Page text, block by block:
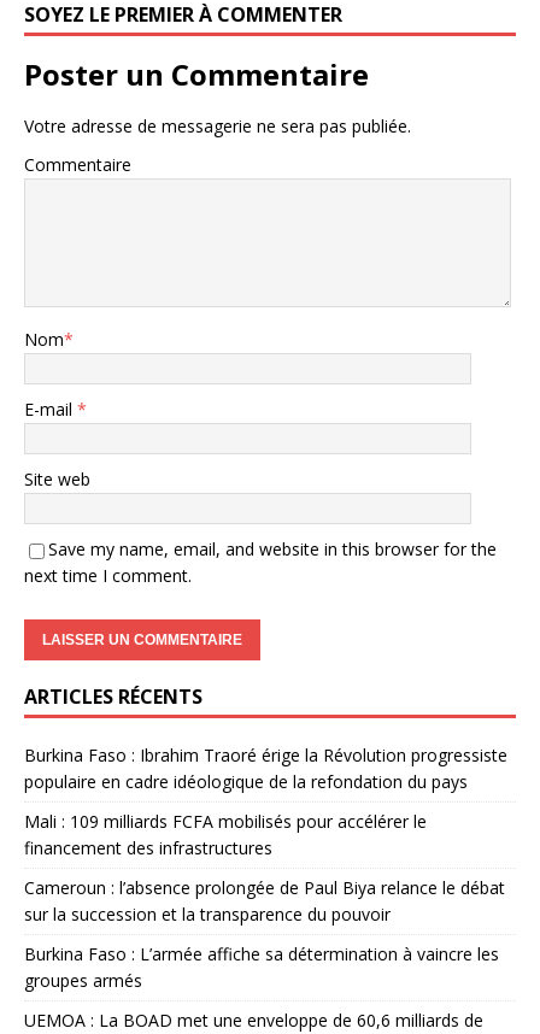
SOYEZ LE PREMIER À COMMENTER
Poster un Commentaire
Votre adresse de messagerie ne sera pas publiée.
Commentaire
Nom*
E-mail *
Site web
Save my name, email, and website in this browser for the
next time I comment.
ARTICLES RÉCENTS
Burkina Faso : Ibrahim Traoré érige la Révolution progressiste
populaire en cadre idéologique de la refondation du pays
Mali : 109 milliards FCFA mobilisés pour accélérer le
financement des infrastructures
Cameroun : l’absence prolongée de Paul Biya relance le débat
sur la succession et la transparence du pouvoir
Burkina Faso : L’armée affiche sa détermination à vaincre les
groupes armés
UEMOA : La BOAD met une enveloppe de 60,6 milliards de